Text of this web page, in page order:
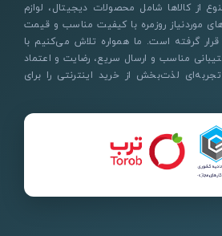
از کالاها شامل محصولات دیجیتال، لوازم
موردنیاز روزمره با کیفیت مناسب و قیمت
قرار گرفته است. ما همواره تلاش می‌کنیم با
مناسب و ارسال سریع، رضایت و اعتماد
لذت‌بخش از خرید اینترنتی را برای